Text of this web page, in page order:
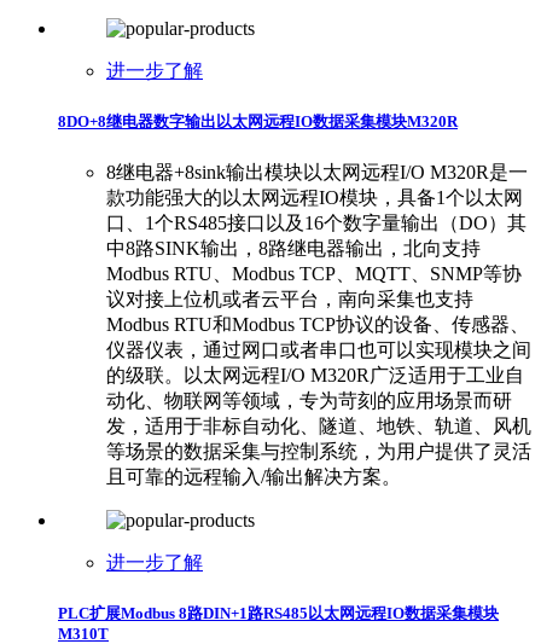
进一步了解
8DO+8继电器数字输出以太网远程IO数据采集模块M320R
8继电器+8sink输出模块以太网远程I/O M320R是一
款功能强大的以太网远程IO模块，具备1个以太网
口、1个RS485接口以及16个数字量输出（DO）其
中8路SINK输出，8路继电器输出，北向支持
Modbus RTU、Modbus TCP、MQTT、SNMP等协
议对接上位机或者云平台，南向采集也支持
Modbus RTU和Modbus TCP协议的设备、传感器、
仪器仪表，通过网口或者串口也可以实现模块之间
的级联。以太网远程I/O M320R广泛适用于工业自
动化、物联网等领域，专为苛刻的应用场景而研
发，适用于非标自动化、隧道、地铁、轨道、风机
等场景的数据采集与控制系统，为用户提供了灵活
且可靠的远程输入/输出解决方案。
进一步了解
PLC扩展Modbus 8路DIN+1路RS485以太网远程IO数据采集模块
M310T